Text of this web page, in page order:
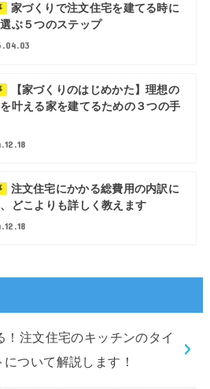
家づくりで注文住宅を建てる時に
ぶ５つのステップ
【家づくりのはじめかた】理想の
叶える家を建てるための３つの手
注文住宅にかかる総費用の内訳に
どこよりも詳しく教えます
注文住宅のキッチンのタイ
ついて解説します！